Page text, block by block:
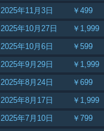
2025年11月3日
￥499
2025年10月27日
￥1,999
2025年10月6日
￥599
2025年9月29日
￥1,999
2025年8月24日
￥699
2025年8月17日
￥1,999
2025年7月10日
￥799